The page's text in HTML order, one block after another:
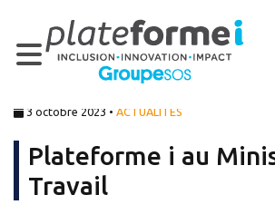
3 octobre 2023 • ACTUALITÉS
Plateforme i au
Travail